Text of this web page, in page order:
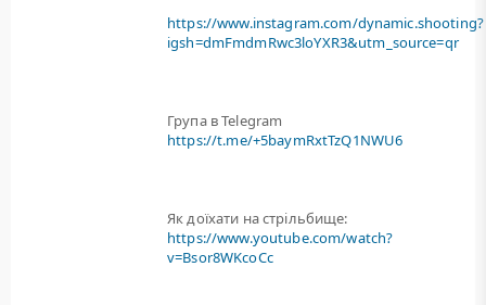
https://www.instagram.com/dynamic.shooting?
igsh=dmFmdmRwc3loYXR3&utm_source=qr
Група в Telegram
https://t.me/+5baymRxtTzQ1NWU6
Як доїхати на стрільбище:
https://www.youtube.com/watch?
v=Bsor8WKcoCc